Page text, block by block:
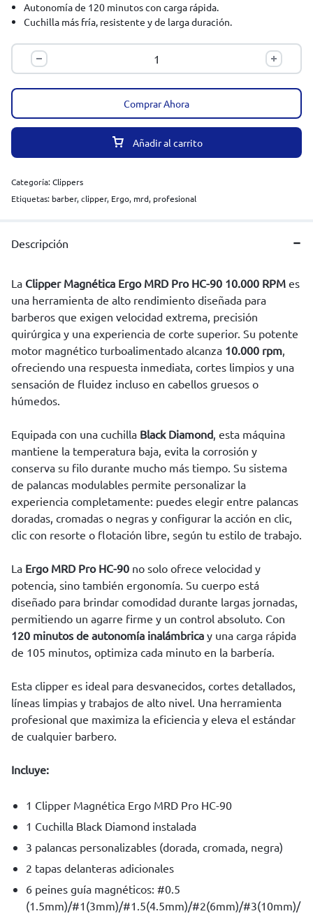
Autonomía de 120 minutos con carga rápida.
Cuchilla más fría, resistente y de larga duración.
Diseño ergonómico para uso profesional prolongado.
Añadir al carrito
Comprar Ahora
Categoría:Clippers
Etiquetas: barber,clipper, Ergo, mrd, profesional
Descripción
La Clipper Magnética Ergo MRD Pro HC-90 10.000 RPM es
una herramienta de alto rendimiento diseñada para
barberos que exigen velocidad extrema, precisión
quirúrgica y una experiencia de corte superior. Su potente
motor magnético turboalimentado alcanza 10.000 rpm,
ofreciendo una respuesta inmediata, cortes limpios y una
sensación de fluidez incluso en cabellos gruesos o
húmedos.
Equipada con una cuchilla Black Diamond, esta máquina
mantiene la temperatura baja, evita la corrosión y
conserva su filo durante mucho más tiempo. Su sistema
de palancas modulables permite personalizar la
experiencia completamente: puedes elegir entre palancas
doradas, cromadas o negras y configurar la acción en clic,
clic con resorte o flotación libre, según tu estilo de trabajo.
La Ergo MRD Pro HC-90 no solo ofrece velocidad y
potencia, sino también ergonomía. Su cuerpo está
diseñado para brindar comodidad durante largas jornadas,
permitiendo un agarre firme y un control absoluto. Con
120 minutos de autonomía inalámbrica y una carga rápida
de 105 minutos, optimiza cada minuto en la barbería.
Esta clipper es ideal para desvanecidos, cortes detallados,
líneas limpias y trabajos de alto nivel. Una herramienta
profesional que maximiza la eficiencia y eleva el estándar
de cualquier barbero.
Incluye:
1 Clipper Magnética Ergo MRD Pro HC-90
1 Cuchilla Black Diamond instalada
3 palancas personalizables (dorada, cromada, negra)
2 tapas delanteras adicionales
6 peines guía magnéticos: #0.5
(1.5mm)/#1(3mm)/#1.5(4.5mm)/#2(6mm)/#3(10mm)/